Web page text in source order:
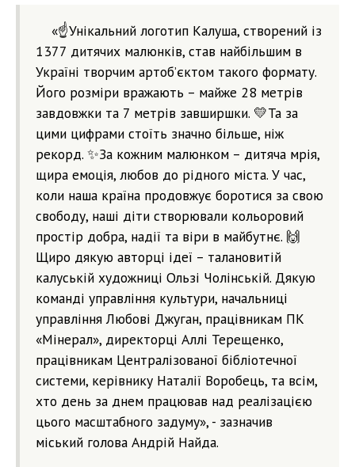
«☝️Унікальний логотип Калуша, створений із
1377 дитячих малюнків, став найбільшим в
Україні творчим артоб’єктом такого формату.
Його розміри вражають – майже 28 метрів
завдовжки та 7 метрів завширшки. 💛Та за
цими цифрами стоїть значно більше, ніж
рекорд. ✨За кожним малюнком – дитяча мрія,
щира емоція, любов до рідного міста. У час,
коли наша країна продовжує боротися за свою
свободу, наші діти створювали кольоровий
простір добра, надії та віри в майбутнє. 🙌
Щиро дякую авторці ідеї – талановитій
калуській художниці Ользі Чолінській. Дякую
команді управління культури, начальниці
управління Любові Джуган, працівникам ПК
«Мінерал», директорці Аллі Терещенко,
працівникам Централізованої бібліотечної
системи, керівнику Наталії Воробець, та всім,
хто день за днем працював над реалізацією
цього масштабного задуму», - зазначив
міський голова Андрій Найда.